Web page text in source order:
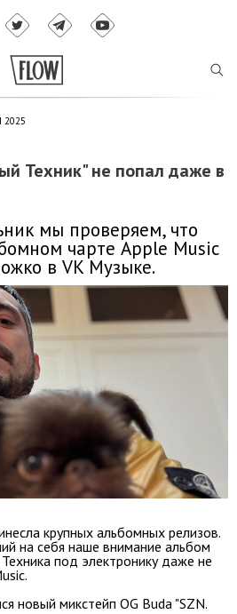
2025
Техник" не попал даже в
мы проверяем, что
чарте Apple Music
в VK Музыке.
крупных альбомных релизов.
на себя наше внимание альбом
под электронику даже не
новый микстейп OG Buda "SZN.